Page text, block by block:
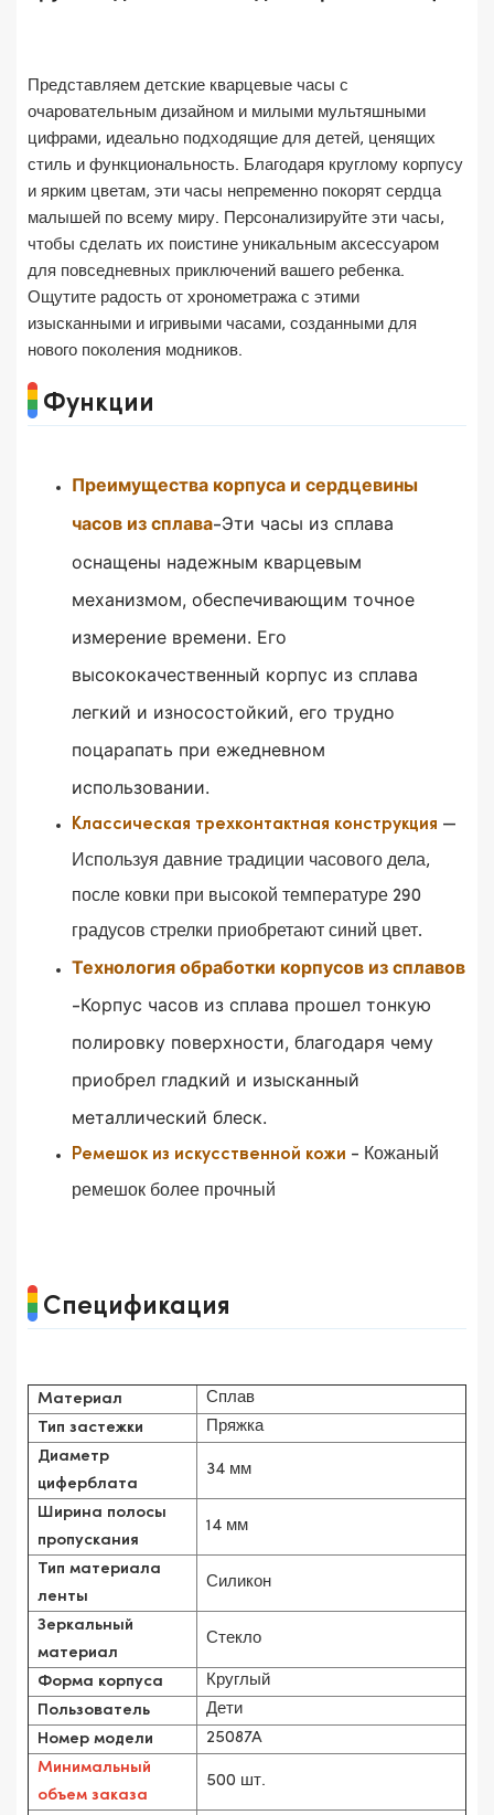
Представляем детские кварцевые часы с
очаровательным дизайном и милыми мультяшными
цифрами, идеально подходящие для детей, ценящих
стиль и функциональность. Благодаря круглому корпусу
и ярким цветам, эти часы непременно покорят сердца
малышей по всему миру. Персонализируйте эти часы,
чтобы сделать их поистине уникальным аксессуаром
для повседневных приключений вашего ребенка.
Ощутите радость от хронометража с этими
изысканными и игривыми часами, созданными для
нового поколения модников.
Функции
Преимущества корпуса и сердцевины
часов из сплава-Эти часы из сплава
оснащены надежным кварцевым
механизмом, обеспечивающим точное
измерение времени. Его
высококачественный корпус из сплава
легкий и износостойкий, его трудно
поцарапать при ежедневном
использовании.
Классическая трехконтактная конструкция —
Используя давние традиции часового дела,
после ковки при высокой температуре 290
градусов стрелки приобретают синий цвет.
Технология обработки корпусов из сплавов
-Корпус часов из сплава прошел тонкую
полировку поверхности, благодаря чему
приобрел гладкий и изысканный
металлический блеск.
Ремешок из искусственной кожи - Кожаный
ремешок более прочный
Спецификация
Материал Сплав
Тип застежки Пряжка
Диаметр
циферблата
34 мм
Ширина полосы
пропускания
14 мм
Тип материала
ленты
Силикон
Зеркальный
материал
Стекло
Форма корпуса Круглый
Пользователь Дети
Номер модели 25087A
Минимальный
объем заказа
500 шт.